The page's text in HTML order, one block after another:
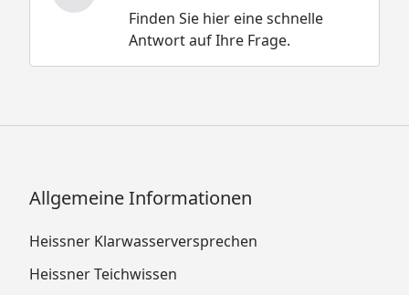
Finden Sie hier eine schnelle
Antwort auf Ihre Frage.
Allgemeine Informationen
Heissner Klarwasserversprechen
Heissner Teichwissen